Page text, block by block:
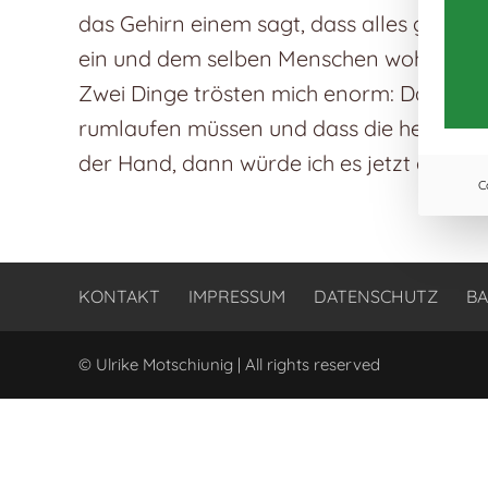
das Gehirn einem sagt, dass alles gut
ein und dem selben Menschen wohnen,
Zwei Dinge trösten mich enorm: Dass
rumlaufen müssen und dass die heutige
der Hand, dann würde ich es jetzt auf
KONTAKT IMPRESSUM DATENSCHUTZ
© Ulrike Motschiunig | All rights reserved